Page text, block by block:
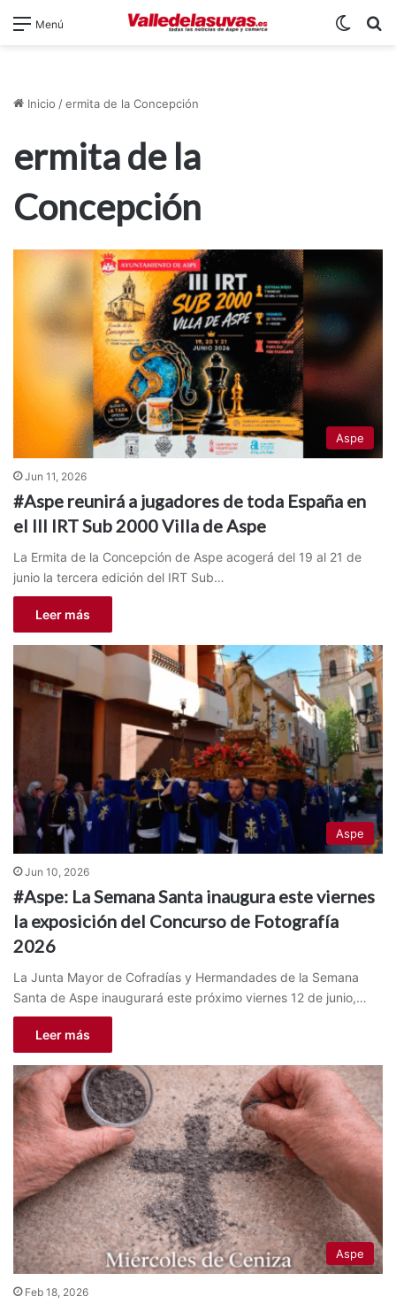
Menú
Inicio /ermita de la Concepción
ermita de la
Concepción
Aspe
Jun 11, 2026
#Aspe reunirá a jugadores de toda España en
el III IRT Sub 2000 Villa de Aspe
La Ermita de la Concepción de Aspe acogerá del 19 al 21 de
junio la tercera edición del IRT Sub…
Leer más
Aspe
Jun 10, 2026
#Aspe: La Semana Santa inaugura este viernes
la exposición del Concurso de Fotografía
2026
La Junta Mayor de Cofradías y Hermandades de la Semana
Santa de Aspe inaugurará este próximo viernes 12 de junio,…
Leer más
Aspe
Feb 18, 2026